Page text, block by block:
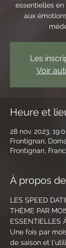
essentielles
aux
Les
Voir
Heure et
28 nov. 2023,
Frontignan,
Frontignan,
À propos
LES SPEED
THÈME PAR
ESSENTIELLES
Une fois par
de saison et